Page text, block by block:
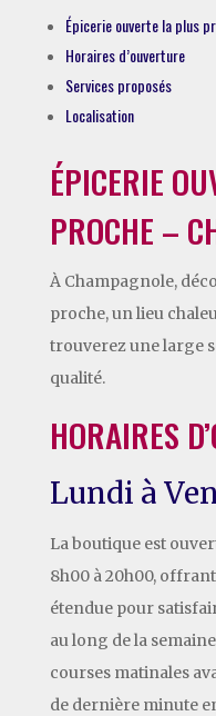
Épicerie ouverte la plus
Horaires d’ouverture
Services proposés
Localisation
ÉPICERIE
PROCHE –
À Champagnole,
proche, un lieu
trouverez une large
qualité.
HORAIRES
Lundi à
La boutique est
8h00 à 20h00,
étendue pour
au long de la
courses matinales
de dernière minute